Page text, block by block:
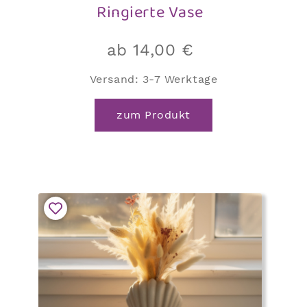
Ringierte Vase
ab14,00 €
Versand: 3-7 Werktage
zum Produkt
Dieses
auf.
Die
Optionen
können
auf